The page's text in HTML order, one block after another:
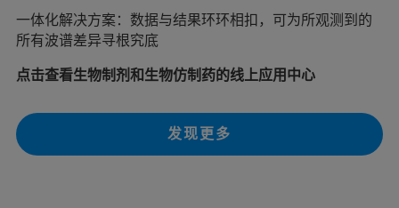
一体化解决方案：数据与结果环环相扣，可为所观测到的
所有波谱差异寻根究底
点击查看生物制剂和生物仿制药的线上应用中心
发现更多